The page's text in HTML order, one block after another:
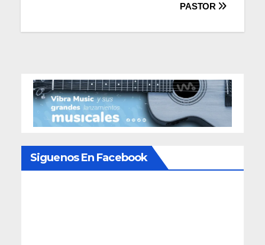
PASTOR
Siguenos En Facebook